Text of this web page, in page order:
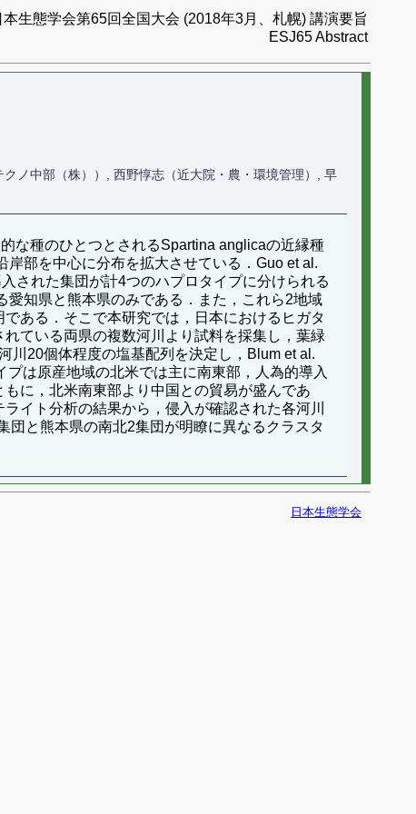
本生態学会第65回全国大会 (2018年3月、札幌) 講演要旨
ESJ65 Abstract
ノ中部（株））, 西野惇志（近大院・農・環境管理）, 早
な種のひとつとされるSpartina anglicaの近縁種
部を中心に分布を拡大させている．Guo et al.
された集団が計4つのハプロタイプに分けられる
知県と熊本県のみである．また，これら2地域
ある．そこで本研究では，日本におけるヒガタ
ている両県の複数河川より試料を採集し，葉緑
川20個体程度の塩基配列を決定し，Blum et al.
は原産地域の北米では主に南東部，人為的導入
に，北米南東部より中国との貿易が盛んであ
イト分析の結果から，侵入が確認された各河川
と熊本県の南北2集団が明瞭に異なるクラスタ
日本生態学会